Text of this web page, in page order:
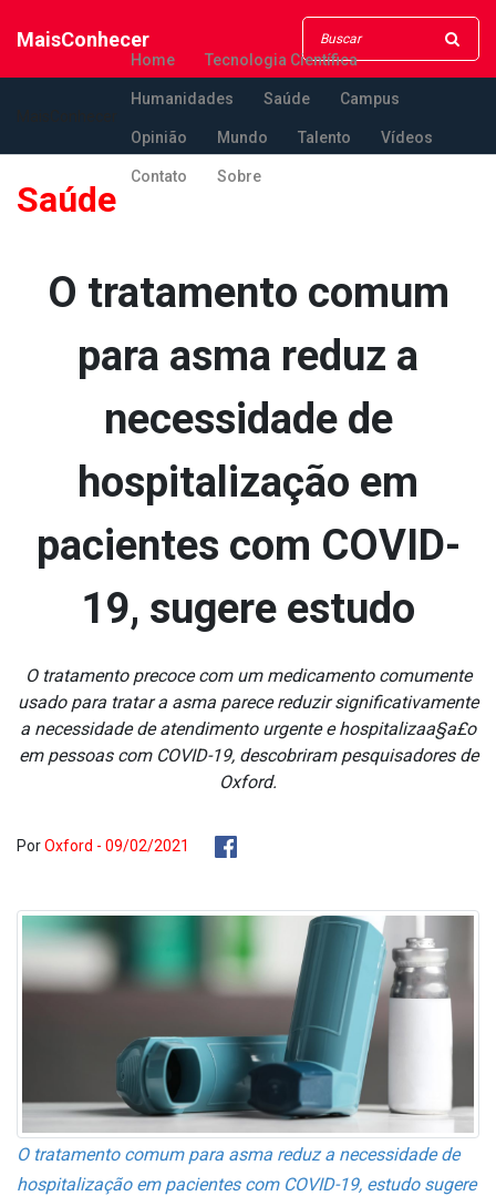
MaisConhecer
Home Tecnologia Científica
Humanidades Saúde Campus
Opinião Mundo Talento Vídeos
Contato Sobre
Saúde
O tratamento comum
para asma reduz a
necessidade de
hospitalização em
pacientes com COVID-
19, sugere estudo
O tratamento precoce com um medicamento comumente
usado para tratar a asma parece reduzir significativamente
a necessidade de atendimento urgente e hospitalizaa§a£o
em pessoas com COVID-19, descobriram pesquisadores de
Oxford.
PorOxford - 09/02/2021
O tratamento comum para asma reduz a necessidade de
hospitalização em pacientes com COVID-19, estudo sugere